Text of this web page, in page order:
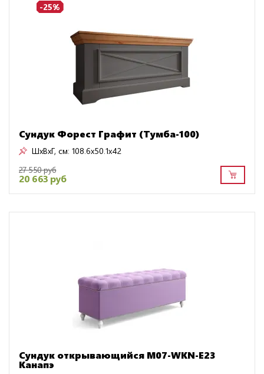
-25%
Сундук Форест Графит (Тумба-100)
ШxВxГ, см: 108.6x50.1x42
27 550 руб
20 663 руб
Сундук открывающийся M07-WKN-E23
Канапэ